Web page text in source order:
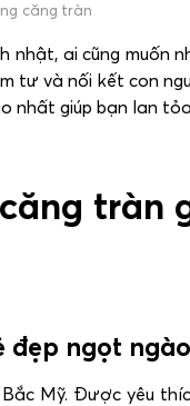
căng tràn
ai cũng muốn
tư và nối kết con
nhất giúp bạn lan
tràn
đẹp ngọt
Mỹ. Được yêu